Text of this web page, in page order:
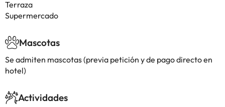
Terraza
Supermercado
Mascotas
Se admiten mascotas (previa petición y de pago directo en
hotel)
Actividades